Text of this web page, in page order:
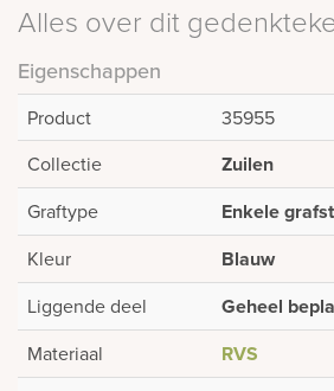
Alles over dit
Eigenschappen
Product
35955
Collectie
Zuilen
Graftype Enkele
Kleur Blauw
Liggende deel Geheel
Materiaal RVS